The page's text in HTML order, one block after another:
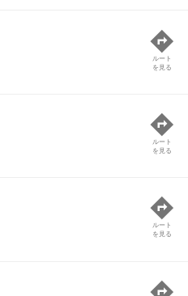
ルート
を見る
ルート
を見る
ルート
を見る